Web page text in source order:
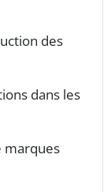
des
dans les
marques